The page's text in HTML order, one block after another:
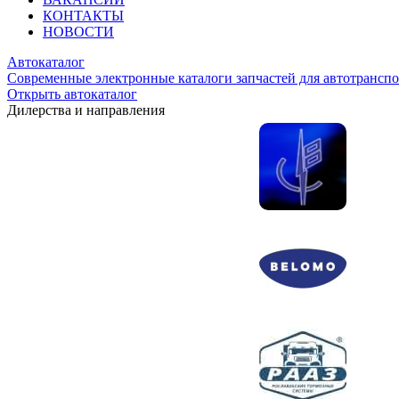
КОНТАКТЫ
НОВОСТИ
Автокаталог
Современные электронные каталоги запчастей для
Открыть автокаталог
Дилерства и направления